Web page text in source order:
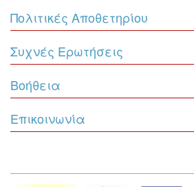
Πολιτικές Αποθετηρίου
Συχνές Ερωτήσεις
Βοήθεια
Επικοινωνία